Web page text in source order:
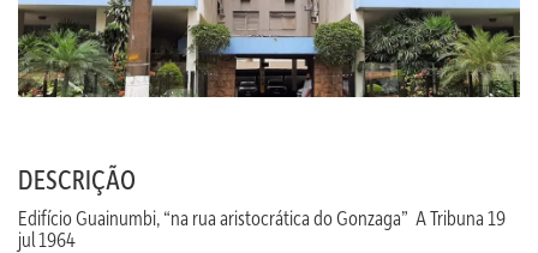
DESCRIÇÃO
Edifício Guainumbi, “na rua aristocrática do Gonzaga” A Tribuna 19
jul 1964